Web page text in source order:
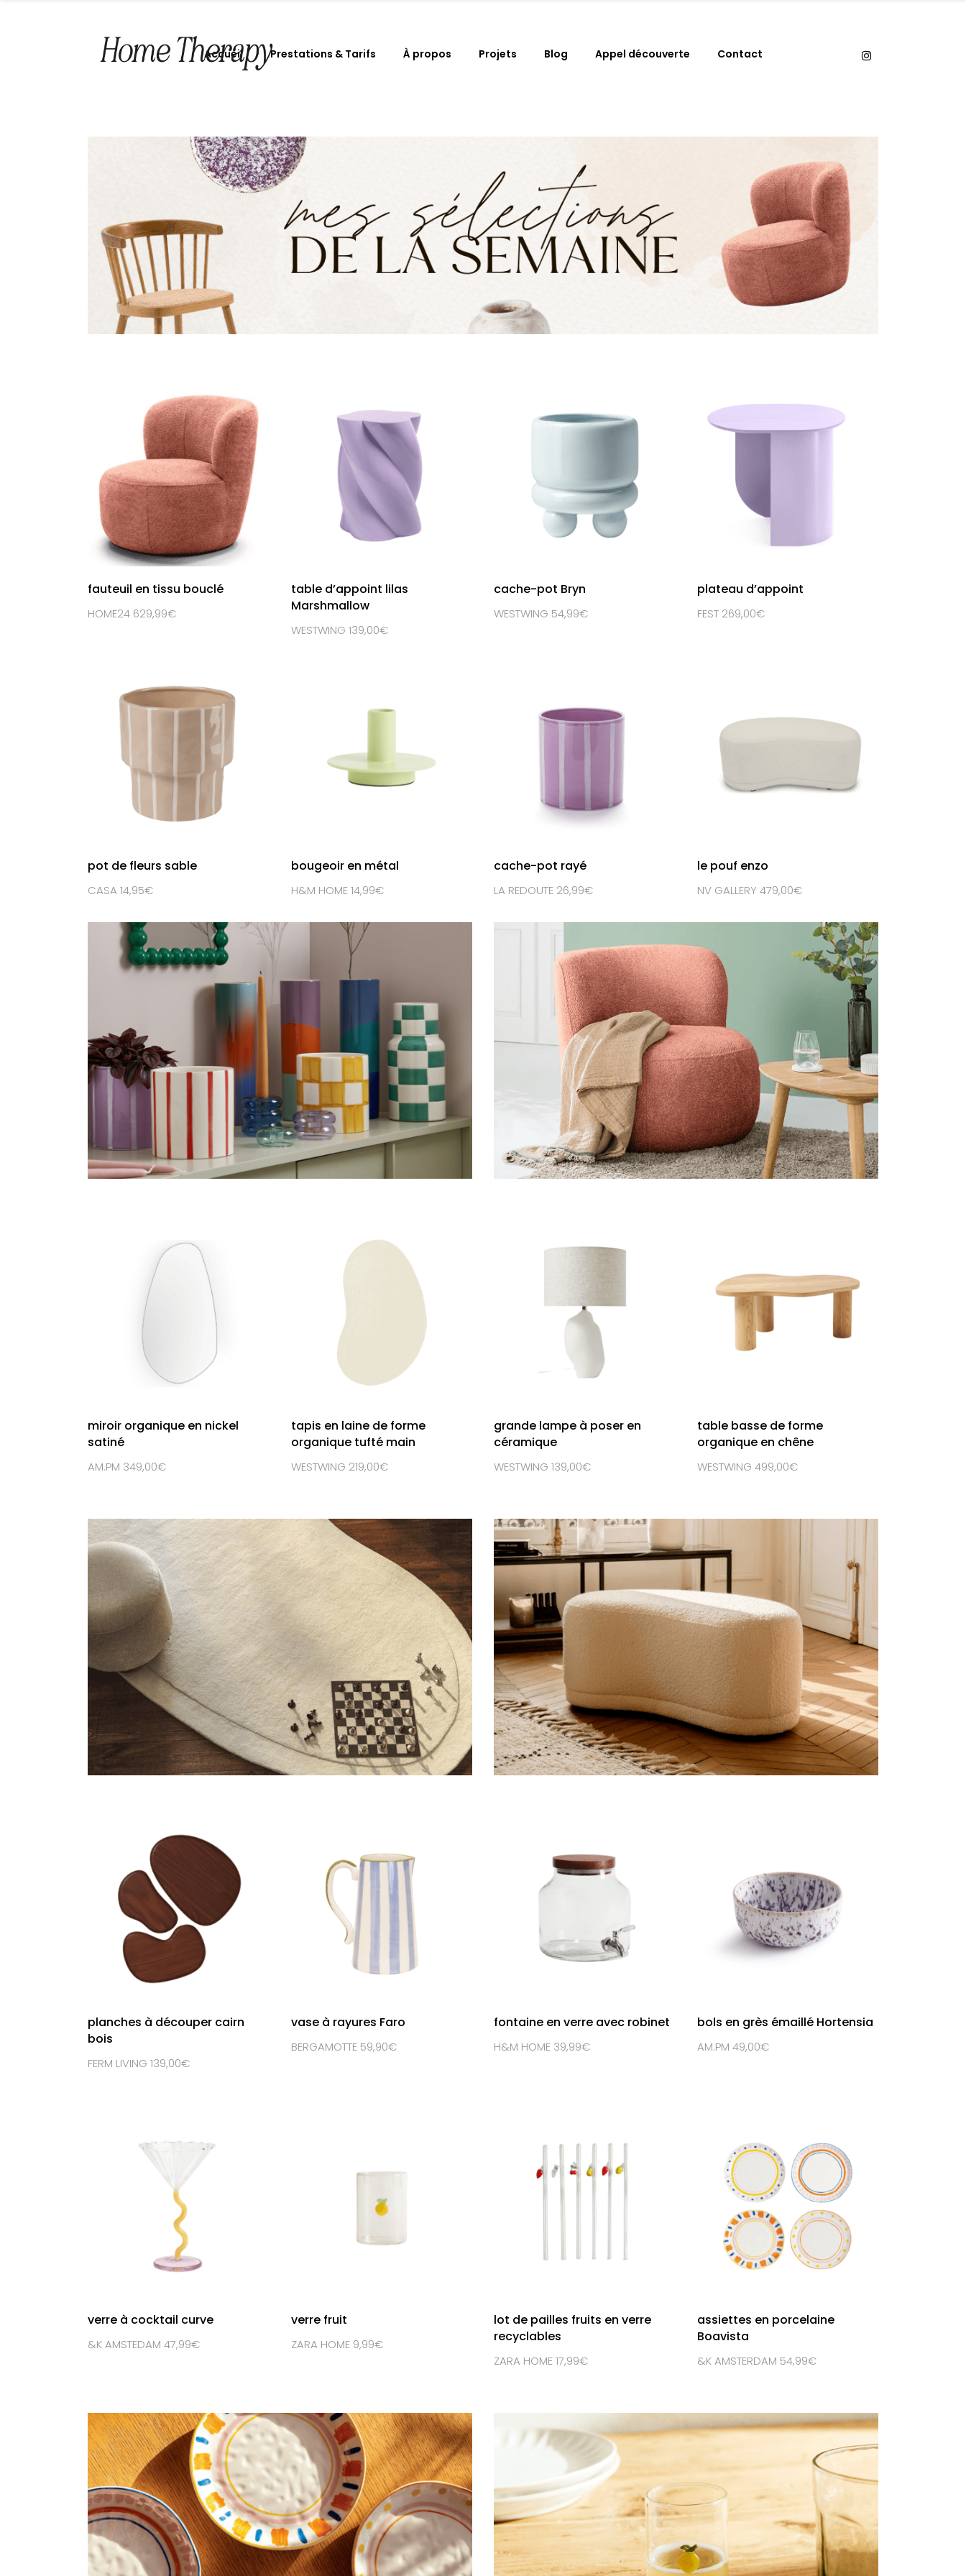
Accueil Prestations & Tarifs À propos Projets Blog Appel découverte Contact
fauteuil en tissu bouclé
HOME24 629,99€
table d’appoint lilas
Marshmallow
WESTWING 139,00€
cache-pot Bryn
WESTWING 54,99€
plateau d’appoint
FEST 269,00€
pot de fleurs sable
CASA 14,95€
bougeoir en métal
H&M HOME 14,99€
cache-pot rayé
LA REDOUTE 26,99€
le pouf enzo
NV GALLERY 479,00€
miroir organique en nickel
satiné
AM.PM 349,00€
tapis en laine de forme
organique tufté main
WESTWING 219,00€
grande lampe à poser en
céramique
WESTWING 139,00€
table basse de forme
organique en chêne
WESTWING 499,00€
planches à découper cairn
bois
FERM LIVING 139,00€
vase à rayures Faro
BERGAMOTTE 59,90€
fontaine en verre avec robinet
H&M HOME 39,99€
bols en grès émaillé Hortensia
AM.PM 49,00€
verre à cocktail curve
&K AMSTEDAM 47,99€
verre fruit
ZARA HOME 9,99€
lot de pailles fruits en verre
recyclables
ZARA HOME 17,99€
assiettes en porcelaine
Boavista
&K AMSTERDAM 54,99€